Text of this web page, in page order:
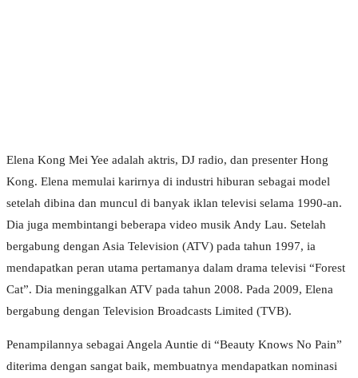
Elena Kong Mei Yee adalah aktris, DJ radio, dan presenter Hong
Kong. Elena memulai karirnya di industri hiburan sebagai model
setelah dibina dan muncul di banyak iklan televisi selama 1990-an.
Dia juga membintangi beberapa video musik Andy Lau. Setelah
bergabung dengan Asia Television (ATV) pada tahun 1997, ia
mendapatkan peran utama pertamanya dalam drama televisi “Forest
Cat”. Dia meninggalkan ATV pada tahun 2008. Pada 2009, Elena
bergabung dengan Television Broadcasts Limited (TVB).
Penampilannya sebagai Angela Auntie di “Beauty Knows No Pain”
diterima dengan sangat baik, membuatnya mendapatkan nominasi